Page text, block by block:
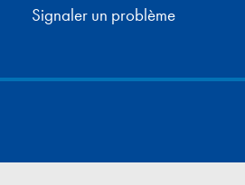
Signaler un problème